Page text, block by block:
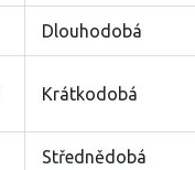
Dlouhodobá
Krátkodobá
Střednědobá